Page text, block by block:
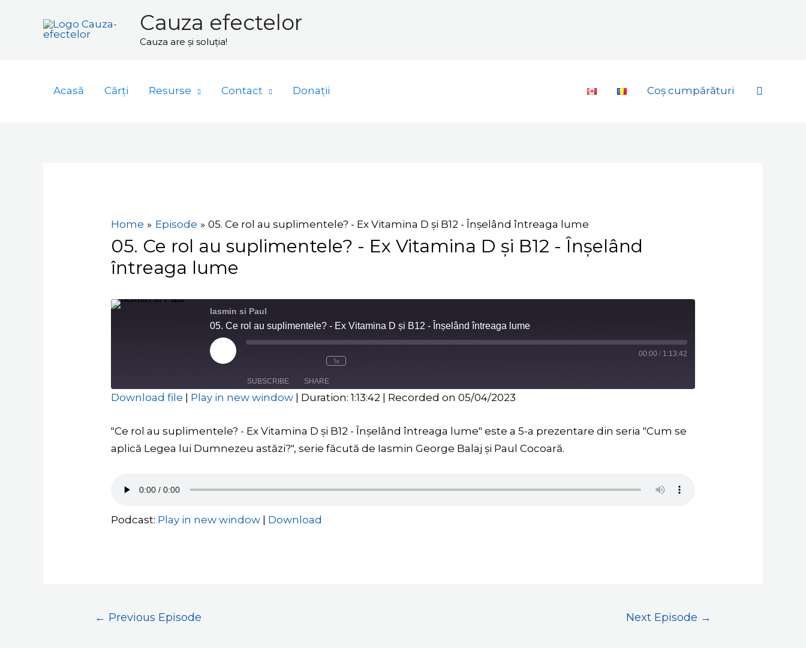
Cauza efectelor
Cauza are și soluția!
Acasă Cărți Resurse Contact Donații Coș cumpărături Search
Home Episode 05. Ce rol au suplimentele? - Ex Vitamina D și B12 - Înșelând întreaga lume
05. Ce rol au suplimentele? - Ex Vitamina D și B12 - Înșelând
întreaga lume
Iasmin si Paul
05. Ce rol au suplimentele? - Ex Vitamina D și B12 - Înșelând întreaga lume
Play
Episode
1x
00:00 / 1:13:42
SUBSCRIBE SHARE
RSS FEED
Download file | Play in new window | Duration: 1:13:42 | Recorded on 05/04/2023
"Ce rol au suplimentele? - Ex Vitamina D și B12 - Înșelând întreaga lume" este a 5-a prezentare din seria "Cum se
aplică Legea lui Dumnezeu astăzi?", serie făcută de Iasmin George Balaj și Paul Cocoară.
Podcast: Play in new window Download
← Previous Episode Next Episode →